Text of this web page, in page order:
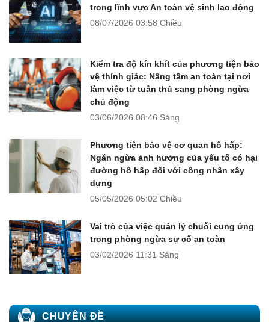
trong lĩnh vực An toàn vệ sinh lao động
08/07/2026 03:58 Chiều
Kiểm tra độ kín khít của phương tiện bảo
vệ thính giác: Nâng tầm an toàn tại nơi
làm việc từ tuân thủ sang phòng ngừa
chủ động
03/06/2026 08:46 Sáng
Phương tiện bảo vệ cơ quan hô hấp:
Ngăn ngừa ảnh hưởng của yếu tố có hại
đường hô hấp đối với công nhân xây
dựng
05/05/2026 05:02 Chiều
Vai trò của việc quản lý chuỗi cung ứng
trong phòng ngừa sự cố an toàn
03/02/2026 11:31 Sáng
CHUYÊN ĐỀ